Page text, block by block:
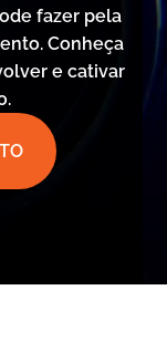
fazer pela
Conheça
e cativar